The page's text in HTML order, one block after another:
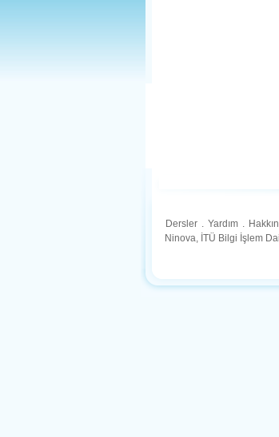
Dersler . Yardım .
Ninova, İTÜ Bilgi İşlem